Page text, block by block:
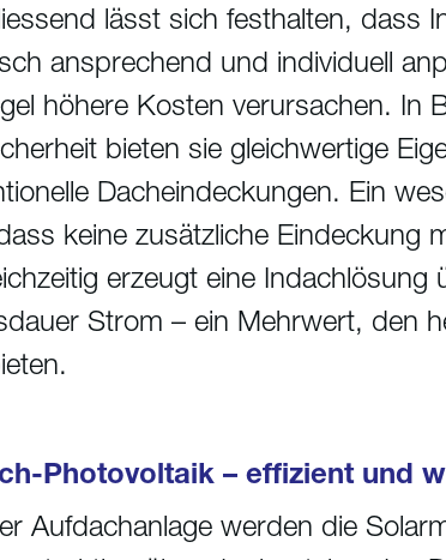
lässt sich festhalten, dass
ansprechend und individuell
höhere Kosten verursachen. In
bieten sie gleichwertige
Dacheindeckungen. Ein
keine zusätzliche Eindeckung
erzeugt eine Indachlösung
Strom – ein Mehrwert, den
Photovoltaik – effizient und
Aufdachanlage werden die